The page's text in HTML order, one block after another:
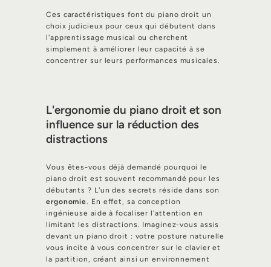
Ces caractéristiques font du piano droit un
choix judicieux pour ceux qui débutent dans
l'apprentissage musical ou cherchent
simplement à améliorer leur capacité à se
concentrer sur leurs performances musicales.
L'ergonomie du piano droit et son
influence sur la réduction des
distractions
Vous êtes-vous déjà demandé pourquoi le
piano droit est souvent recommandé pour les
débutants ? L'un des secrets réside dans son
ergonomie. En effet, sa conception
ingénieuse aide à focaliser l'attention en
limitant les distractions. Imaginez-vous assis
devant un piano droit : votre posture naturelle
vous incite à vous concentrer sur le clavier et
la partition, créant ainsi un environnement